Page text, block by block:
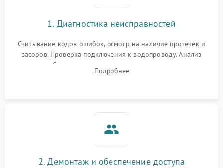
1. Диагностика неисправностей
Считывание кодов ошибок, осмотр на наличие протечек и
засоров. Проверка подключения к водопроводу. Анализ
жалоб на отсутствие слива, нагрева, вращения
разбрызгивателей или срабатывание системы защиты
Подробнее
2. Демонтаж и обеспечение доступа